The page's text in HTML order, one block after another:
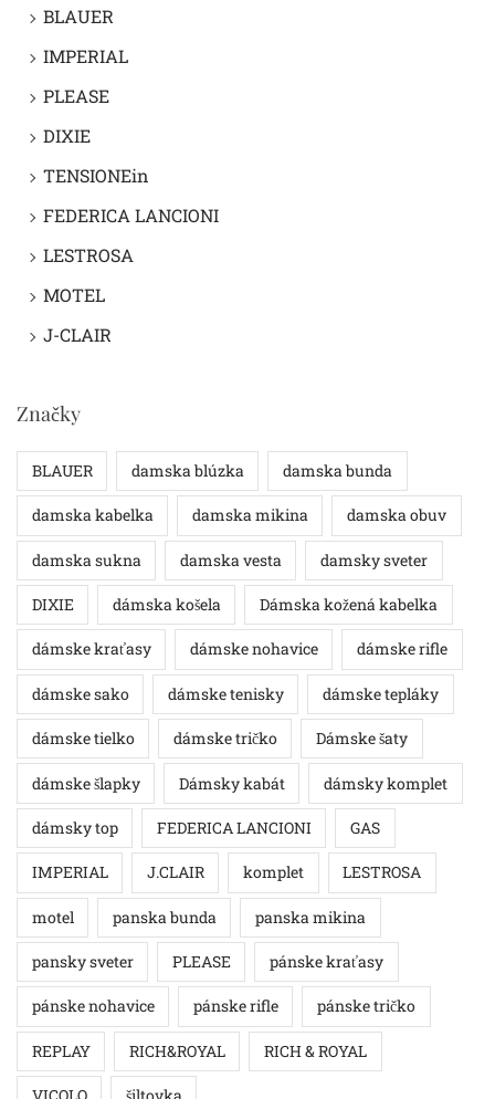
BLAUER
IMPERIAL
PLEASE
DIXIE
TENSIONEin
FEDERICA LANCIONI
LESTROSA
MOTEL
J-CLAIR
Značky
BLAUER damska blúzka damska bunda
damska kabelka damska mikina damska obuv
damska sukna damska vesta damsky sveter
DIXIE dámska košela Dámska kožená kabelka
dámske kraťasy dámske nohavice dámske rifle
dámske sako dámske tenisky dámske tepláky
dámske tielko dámske tričko Dámske šaty
dámske šlapky Dámsky kabát dámsky komplet
dámsky top FEDERICA LANCIONI GAS
IMPERIAL J.CLAIR komplet LESTROSA
motel panska bunda panska mikina
pansky sveter PLEASE pánske kraťasy
pánske nohavice pánske rifle pánske tričko
REPLAY RICH&ROYAL RICH & ROYAL